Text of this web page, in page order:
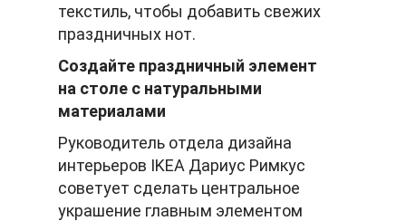
текстиль, чтобы добавить свежих
праздничных нот.
Создайте праздничный элемент
на столе с натуральными
материалами
Руководитель отдела дизайна
интерьеров IKEA Дариус Римкус
советует сделать центральное
украшение главным элементом